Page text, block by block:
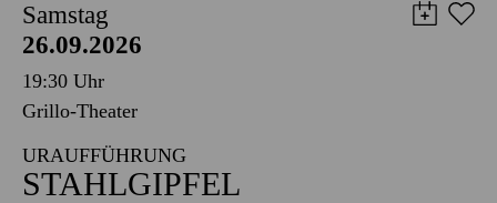
Samstag
26.09.2026
19:30 Uhr
Grillo-Theater
URAUFFÜHRUNG
STAHLGIPFEL